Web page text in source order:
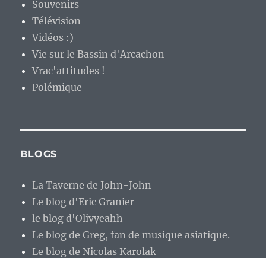
Souvenirs
Télévision
Vidéos :)
Vie sur le Bassin d'Arcachon
Vrac'attitudes !
Polémique
BLOGS
La Taverne de John-John
Le blog d'Eric Granier
le blog d'Olivyeahh
Le blog de Greg, fan de musique asiatique.
Le blog de Nicolas Karolak